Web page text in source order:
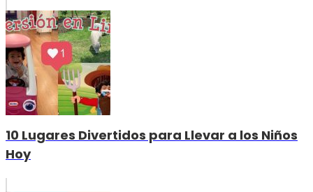
10 Lugares Divertidos para Llevar a los Niños
Hoy